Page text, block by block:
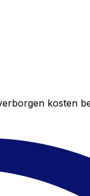
kosten